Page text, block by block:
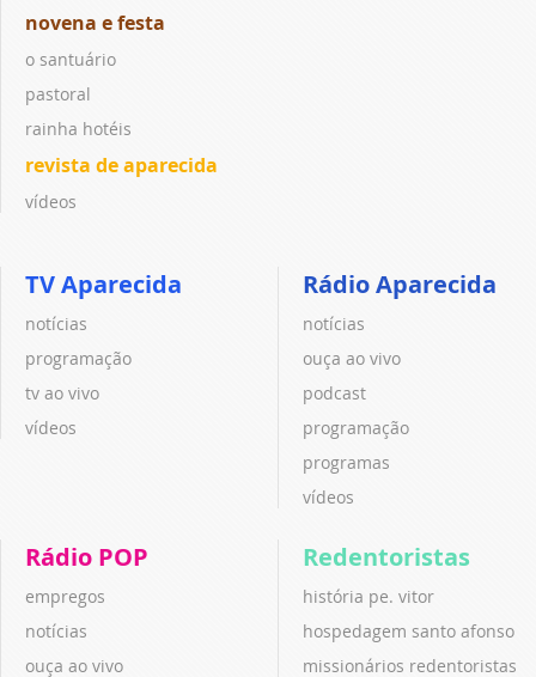
novena e festa
o santuário
pastoral
rainha hotéis
revista de aparecida
vídeos
TV Aparecida
notícias
programação
tv ao vivo
vídeos
Rádio Aparecida
notícias
ouça ao vivo
podcast
programação
programas
vídeos
Rádio POP
empregos
notícias
ouça ao vivo
Redentoristas
história pe. vitor
hospedagem santo afonso
missionários redentoristas